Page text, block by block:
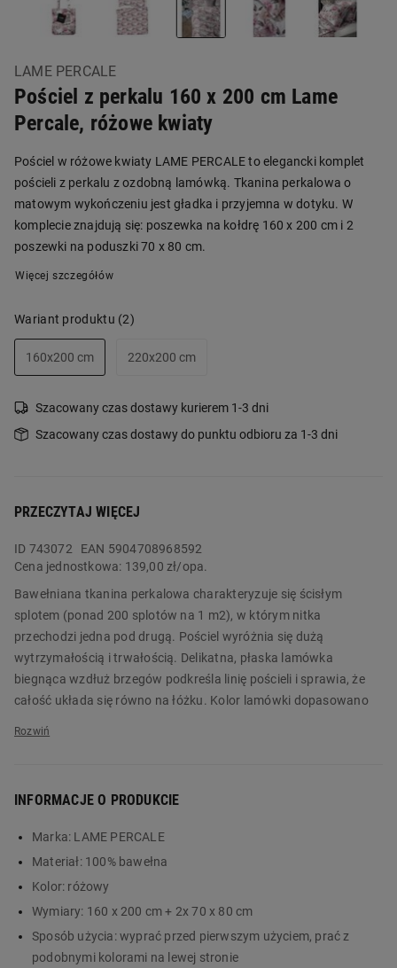
LAME PERCALE
Pościel z perkalu 160 x 200 cm Lame
Percale, różowe kwiaty
Pościel w różowe kwiaty LAME PERCALE to elegancki komplet
pościeli z perkalu z ozdobną lamówką. Tkanina perkalowa o
matowym wykończeniu jest gładka i przyjemna w dotyku. W
komplecie znajdują się: poszewka na kołdrę 160 x 200 cm i 2
poszewki na poduszki 70 x 80 cm.
Więcej szczegółów
Wariant produktu (2)
160x200 cm 220x200 cm
Szacowany czas dostawy kurierem 1-3 dni
Szacowany czas dostawy do punktu odbioru za 1-3 dni
PRZECZYTAJ WIĘCEJ
ID 743072
EAN 5904708968592
Cena jednostkowa: 139,00 zł/opa.
Bawełniana tkanina perkalowa charakteryzuje się ścisłym
splotem (ponad 200 splotów na 1 m2), w którym nitka
przechodzi jedna pod drugą. Pościel wyróżnia się dużą
wytrzymałością i trwałością. Delikatna, płaska lamówka
biegnąca wzdłuż brzegów podkreśla linię pościeli i sprawia, że
całość układa się równo na łóżku. Kolor lamówki dopasowano
zapakowano w torbę uszytą z tej samej perkalowej tkaniny co
Zamów produkt już dziś w Biedronka Home!
pościel z bawełnianej tkaniny perkalowej o gęstym splocie
wytrzymały, trwały i elegancki materiał
delikatna płaska lamówka będąca subtelnym akcentem
INFORMACJE O PRODUKCIE
Marka: LAME PERCALE
Materiał: 100% bawełna
Kolor: różowy
Wymiary: 160 x 200 cm + 2x 70 x 80 cm
Sposób użycia:wyprać przed pierwszym użyciem, prać z
podobnymi kolorami na lewej stronie